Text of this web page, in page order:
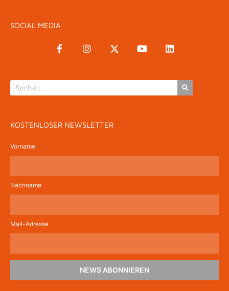
SOCIAL MEDIA
KOSTENLOSER NEWSLETTER
Vorname
Nachname
Mail-Adresse
NEWS ABONNIEREN